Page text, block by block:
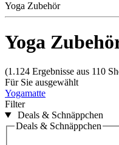
Yoga Zubehör
Yoga
(1.124 Ergebnisse aus 110
Für Sie ausgewählt
Yogamatte
Filter
Deals & Schnäppchen
Deals & Schnäppchen